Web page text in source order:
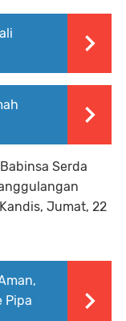
Serda
Jumat, 22
Pipa